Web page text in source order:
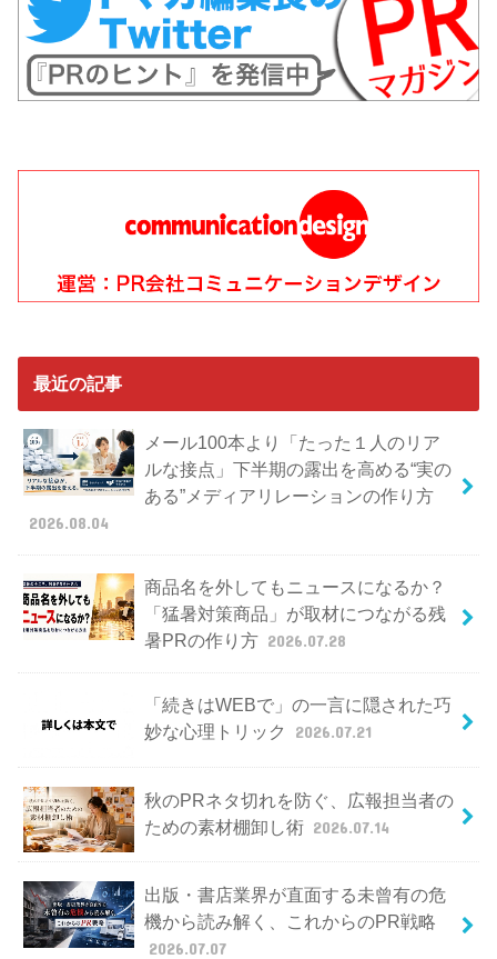
最近の記事
メール100本より「たった１人のリア
ルな接点」下半期の露出を高める“実の
ある”メディアリレーションの作り方
2026.08.04
商品名を外してもニュースになるか？
「猛暑対策商品」が取材につながる残
暑PRの作り方 2026.07.28
「続きはWEBで」の一言に隠された巧
妙な心理トリック
2026.07.21
秋のPRネタ切れを防ぐ、広報担当者の
ための素材棚卸し術 2026.07.14
出版・書店業界が直面する未曾有の危
機から読み解く、これからのPR戦略
2026.07.07